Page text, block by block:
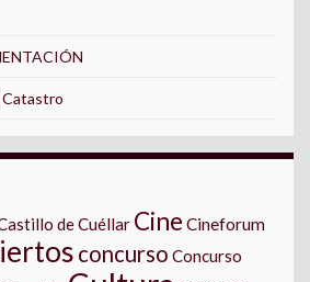
Catastro
de Cuéllar Cine Cineforum
concurso Concurso